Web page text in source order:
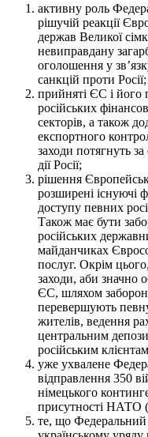
активну роль
рішучій реакції
держав Великої
невиправдану
оголошення у
санкцій проти Росії;
прийняті ЄС і його
російських
секторів, а також
експортного
заходи потягнуть
дії Росії;
рішення
розширені існуючі
доступу певних
Також має бути
російських
майданчиках
послуг. Окрім
заходи, аби значно
ЄС, шляхом
перевершують
жителів, ведення
центральним
російським
уже ухвалене
відправлення 350
німецького
присутності НАТО
те, що Федеральний